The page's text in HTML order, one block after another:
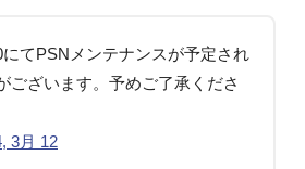
てPSNメンテナンスが予定され
ございます。予めご了承くださ
3月 12